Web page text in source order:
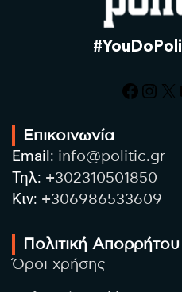
X
Επικοινωνία
Email: info@politic.gr
Τηλ: +302310501850
Κιν: +306986533609
Πολιτική Απορρήτου
Όροι χρήσης